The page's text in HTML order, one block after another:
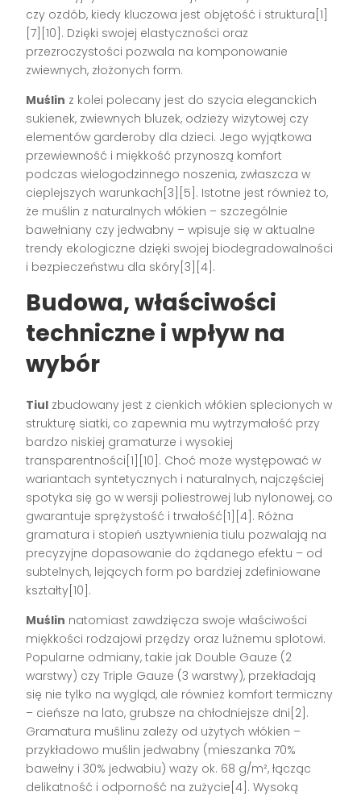
czy ozdób, kiedy kluczowa jest objętość i struktura[1]
[7][10]. Dzięki swojej elastyczności oraz
przezroczystości pozwala na komponowanie
zwiewnych, złożonych form.
Muślin z kolei polecany jest do szycia eleganckich
sukienek, zwiewnych bluzek, odzieży wizytowej czy
elementów garderoby dla dzieci. Jego wyjątkowa
przewiewność i miękkość przynoszą komfort
podczas wielogodzinnego noszenia, zwłaszcza w
cieplejszych warunkach[3][5]. Istotne jest również to,
że muślin z naturalnych włókien – szczególnie
bawełniany czy jedwabny – wpisuje się w aktualne
trendy ekologiczne dzięki swojej biodegradowalności
i bezpieczeństwu dla skóry[3][4].
Budowa, właściwości
techniczne i wpływ na
wybór
Tiul zbudowany jest z cienkich włókien splecionych w
strukturę siatki, co zapewnia mu wytrzymałość przy
bardzo niskiej gramaturze i wysokiej
transparentności[1][10]. Choć może występować w
wariantach syntetycznych i naturalnych, najczęściej
spotyka się go w wersji poliestrowej lub nylonowej, co
gwarantuje sprężystość i trwałość[1][4]. Różna
gramatura i stopień usztywnienia tiulu pozwalają na
precyzyjne dopasowanie do żądanego efektu – od
subtelnych, lejących form po bardziej zdefiniowane
kształty[10].
Muślin natomiast zawdzięcza swoje właściwości
miękkości rodzajowi przędzy oraz luźnemu splotowi.
Popularne odmiany, takie jak Double Gauze (2
warstwy) czy Triple Gauze (3 warstwy), przekładają
się nie tylko na wygląd, ale również komfort termiczny
– cieńsze na lato, grubsze na chłodniejsze dni[2].
Gramatura muślinu zależy od użytych włókien –
przykładowo muślin jedwabny (mieszanka 70%
bawełny i 30% jedwabiu) waży ok. 68 g/m², łącząc
delikatność i odporność na zużycie[4]. Wysoką